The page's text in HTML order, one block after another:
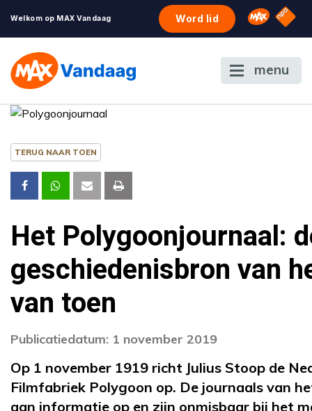
Welkom op MAX Vandaag Word lid Omroep
NPO
menu
TERUG NAAR TOEN
Het Polygoonjournaal:
geschiedenisbron van
van toen
Publicatiedatum: 1 november 2019
Op 1 november 1919 richt Julius Stoop de
Filmfabriek Polygoon op. De journaals van
aan informatie op en zijn onmisbaar bij het